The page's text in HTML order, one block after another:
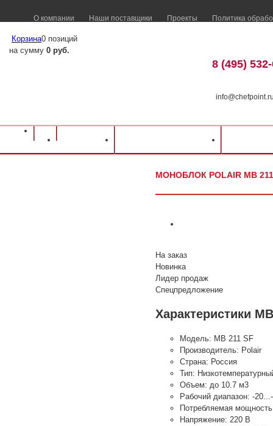
О компании Наши поставщики Проекты Политика
Корзина0 позиций
на сумму 0 руб.
8 (495)
Оборудование для ресторанов и кафе
МОНОБЛОК POLAIR MB 211
На заказ
Новинка
Лидер продаж
Спецпредложение
Характеристики
Модель: MB 211 SF
Производитель: Polair
Страна: Россия
Тип:
Объем: до 10.7 м3
Рабочий диапазон: -
Потребляемая
Напряжение: 220 В